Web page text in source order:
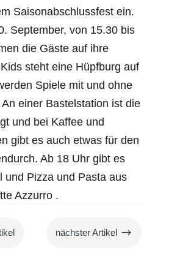
Saisonabschlussfest ein.
September, von 15.30 bis
die Gäste auf ihre
steht eine Hüpfburg auf
Spiele mit und ohne
einer Bastelstation ist die
und bei Kaffee und
gibt es auch etwas für den
Ab 18 Uhr gibt es
und Pizza und Pasta aus
Azzurro .
nächster Artikel $